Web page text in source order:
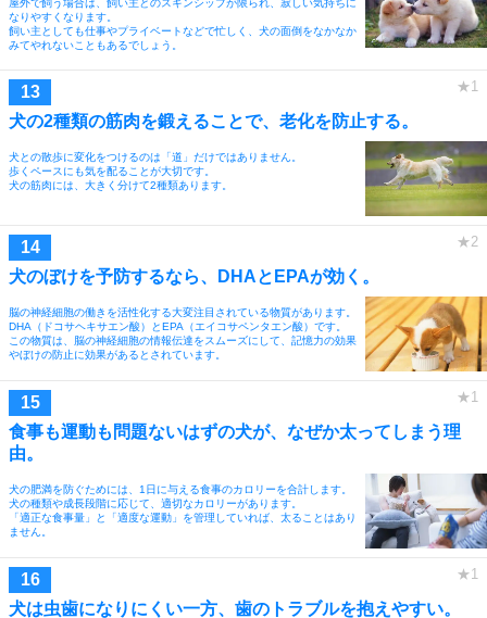
なりやすくなります。
飼い主としても仕事やプライベートなどで忙しく、犬の面倒をなかなか
みてやれないこともあるでしょう。
犬の2種類の筋肉を鍛えることで、老化を防止する。
犬との散歩に変化をつけるのは「道」だけではありません。
歩くペースにも気を配ることが大切です。
犬の筋肉には、大きく分けて2種類あります。
犬のぼけを予防するなら、DHAとEPAが効く。
脳の神経細胞の働きを活性化する大変注目されている物質があります。
DHA（ドコサヘキサエン酸）とEPA（エイコサペンタエン酸）です。
この物質は、脳の神経細胞の情報伝達をスムーズにして、記憶力の効果
やぼけの防止に効果があるとされています。
食事も運動も問題ないはずの犬が、なぜか太ってしまう理
由。
犬の肥満を防ぐためには、1日に与える食事のカロリーを合計します。
犬の種類や成長段階に応じて、適切なカロリーがあります。
「適正な食事量」と「適度な運動」を管理していれば、太ることはあり
ません。
犬は虫歯になりにくい一方、歯のトラブルを抱えやすい。